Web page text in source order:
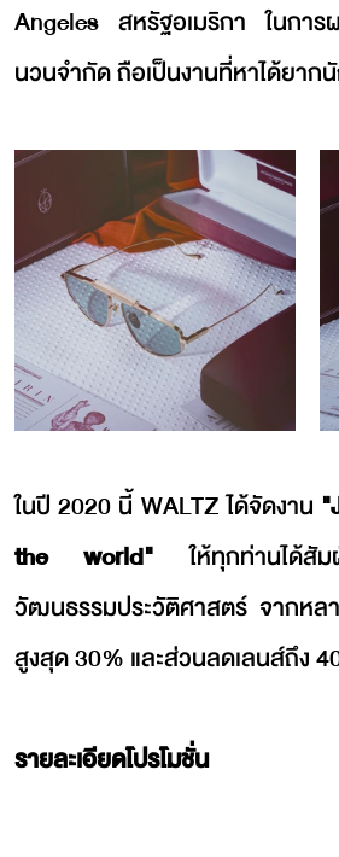
Angeles สหรัฐอเมริกา ในการ
นวนจํากัด ถือเป็นงานที่หาได้ยากนั
ในปี 2020 นี้ WALTZ ได้จัดงาน
the world" ให้ทุกท่านได้สัม
วัฒนธรรมประวัติศาสตร์ จากหล
สูงสุด 30% และส่วนลดเลนส์ถึง
รายละเอียดโปรโมชั่น